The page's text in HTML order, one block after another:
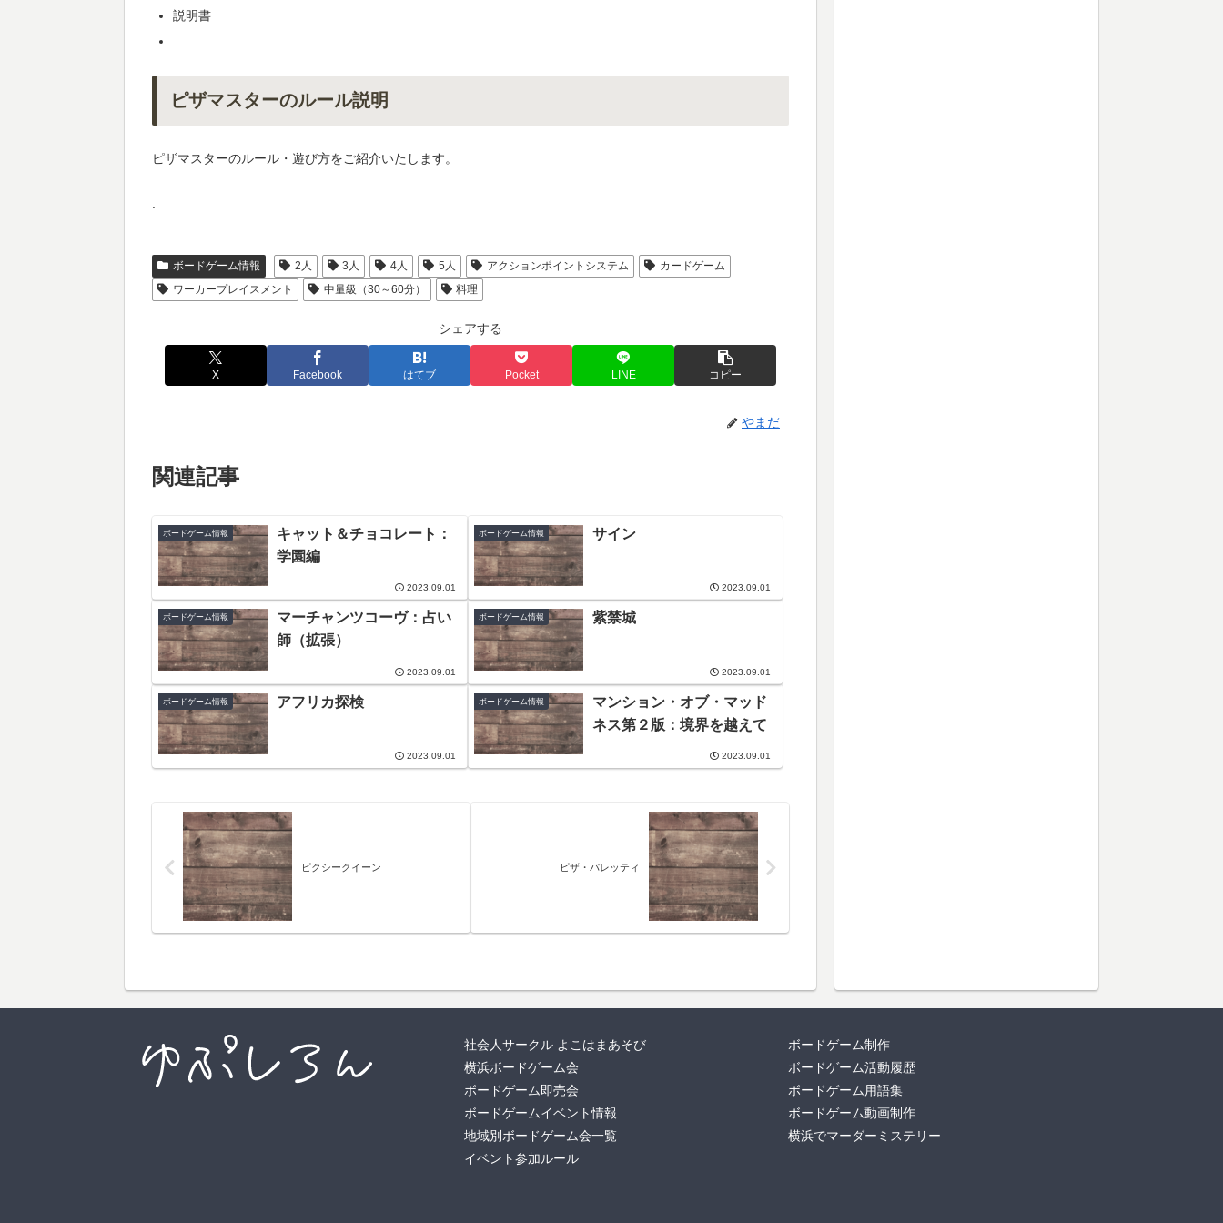
説明書
ピザマスターのルール説明
ピザマスターのルール・遊び方をご紹介いたします。
.
ボードゲーム情報 2人 3人 4人 5人 アクションポイントシステム
カードゲーム
ワーカープレイスメント
中量級（30～60分） 料理
シェアする
X Facebook はてブ Pocket LINE コピー
やまだ
関連記事
ボードゲーム情報
キャット＆チョコレート：
学園編
2023.09.01
ボードゲーム情報 サイン
2023.09.01
ボードゲーム情報
マーチャンツコーヴ：占い
師（拡張）
2023.09.01
ボードゲーム情報 紫禁城
2023.09.01
ボードゲーム情報 アフリカ探検
2023.09.01
ボードゲーム情報
マンション・オブ・マッド
ネス第２版：境界を越えて
2023.09.01
ピクシークイーン ピザ・パレッティ
社会人サークル よこはまあそび
横浜ボードゲーム会
ボードゲーム即売会
ボードゲームイベント情報
地域別ボードゲーム会一覧
イベント参加ルール
ボードゲーム制作
ボードゲーム活動履歴
ボードゲーム用語集
ボードゲーム動画制作
横浜でマーダーミステリー